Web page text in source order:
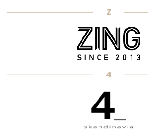
Z
4